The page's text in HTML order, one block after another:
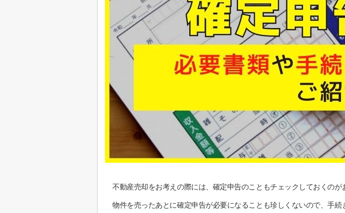
不動産売却をお考えの際には、確定申告のこともチェックしておくのが
物件を売ったあとに確定申告が必要になることも珍しくないので、手